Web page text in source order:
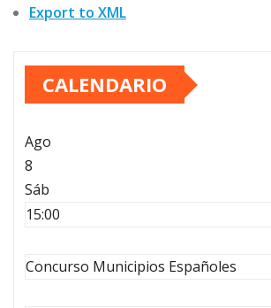
Export to XML
CALENDARIO
Ago
8
Sáb
15:00
Concurso Municipios Españoles